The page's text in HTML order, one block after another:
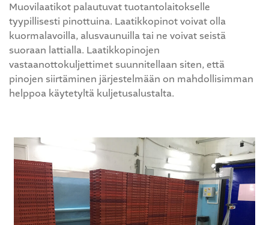
Muovilaatikot palautuvat tuotantolaitokselle
tyypillisesti pinottuina. Laatikkopinot voivat olla
kuormalavoilla, alusvaunuilla tai ne voivat seistä
suoraan lattialla. Laatikkopinojen
vastaanottokuljettimet suunnitellaan siten, että
pinojen siirtäminen järjestelmään on mahdollisimman
helppoa käytetyltä kuljetusalustalta.